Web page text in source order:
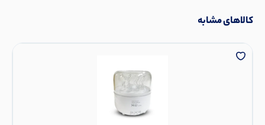
کالاهای مشابه